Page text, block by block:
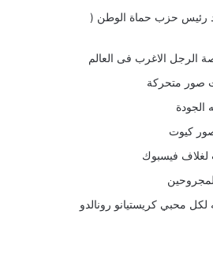
رئيس حزب حماة الوطن (
الاغرب فى العالم
صور متحركة
كيوت
فيسبوك
لكل محبي كريستيانو رونالدو